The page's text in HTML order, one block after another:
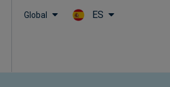
Global ES